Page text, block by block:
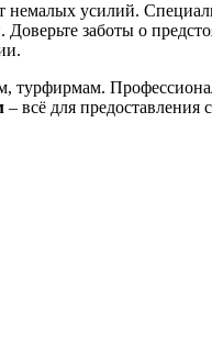
немалых усилий.
заботы о
– всё для